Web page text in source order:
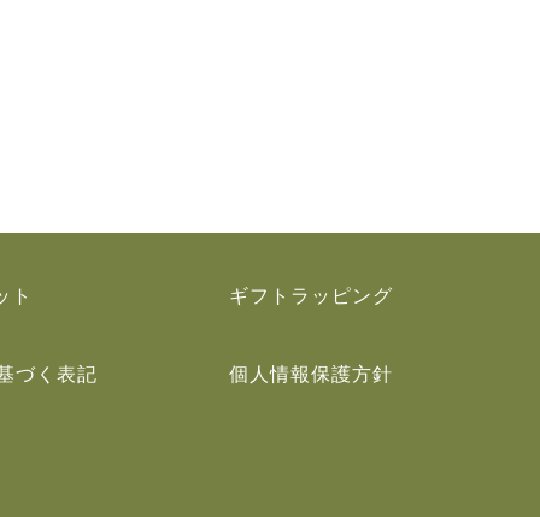
ト ギフトラッピング
づく表記 個人情報保護方針